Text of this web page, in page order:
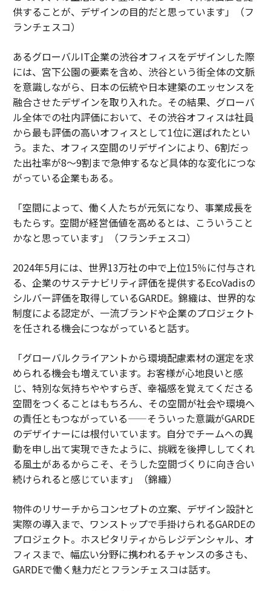
供することが、デザインの目的だと思っています」（フ
ランチェスコ）
あるグローバルIT企業の渋谷オフィスをデザインした際
には、宮下公園の要素を含め、渋谷という街全体の文脈
を意識しながら、日本の伝統や日本建築のエッセンスを
融合させたデザインを取り入れた。その結果、グローバ
ル全体での社内評価において、その渋谷オフィスは社員
から最も評価の高いオフィスとして1位に選ばれたとい
う。また、オフィス空間のリデザインにより、6割だっ
た出社率が8～9割まで急伸するなど具体的な変化につな
がっている企業もある。
「空間によって、働く人たちが元気になり、事業成長を
もたらす。空間が経営価値を高めるとは、こういうこと
かなと思っています」（フランチェスコ）
2024年5月には、世界13万社の中で上位15％に付与され
る、企業のサステナビリティ評価を提供するEcoVadisの
シルバー評価を取得しているGARDE。錦織は、世界的な
制度による認定が、一流ブランドや企業のプロジェクト
を任される機会につながっていると話す。
「グローバルクライアントから環境配慮素材の選定を求
められる機会も増えています。お客様が心地良いと感
じ、特別な気持ちややすらぎ、幸福感を覚えてくださる
空間をつくることはもちろん、その空間が社会や環境へ
の責任ともつながっている——そういった意識がGARDE
のデザイナーには根付いています。自分でチームへの異
動を申し出て実現できたように、挑戦を後押ししてくれ
る風土があるからこそ、そうした空間づくりに向き合い
続けられると感じています」（錦織）
物件のリサーチからコンセプトの立案、デザイン設計と
実際の導入まで、ワンストップで手掛けられるGARDEの
プロジェクト。ホスピタリティからレジデンシャル、オ
フィスまで、幅広い分野に携われるチャンスの多さも、
GARDEで働く魅力だとフランチェスコは話す。